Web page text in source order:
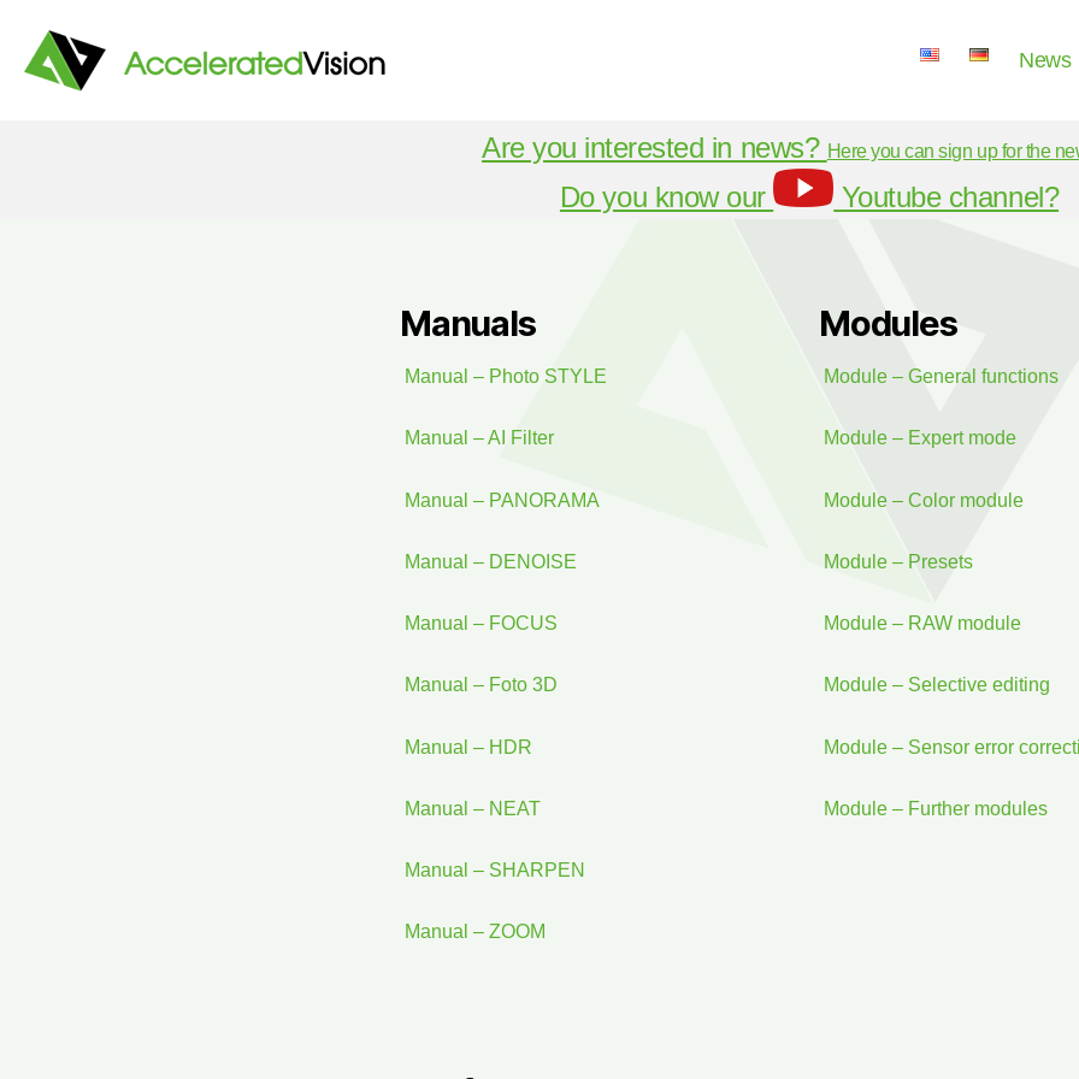
News
Are you interested in news? Here you can sign up for the
Do you know our Youtube channel?
Manuals
Manual – Photo STYLE
Manual – AI Filter
Manual – PANORAMA
Manual – DENOISE
Manual – FOCUS
Manual – Foto 3D
Manual – HDR
Manual – NEAT
Manual – SHARPEN
Manual – ZOOM
Modules
Module – General functions
Module – Expert mode
Module – Color module
Module – Presets
Module – RAW module
Module – Selective editing
Module – Sensor error
Module – Further modules